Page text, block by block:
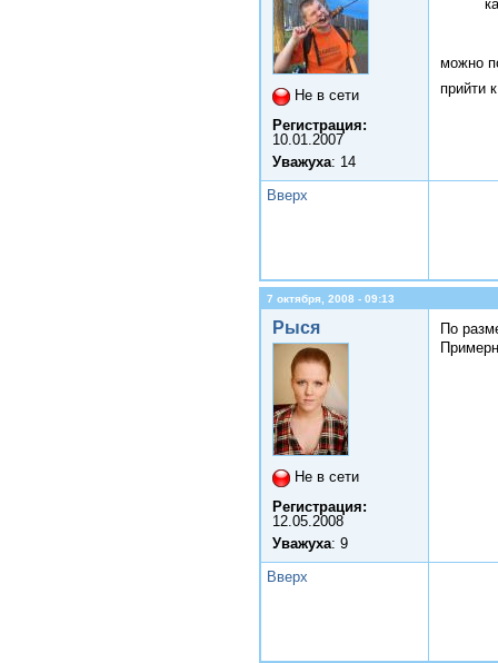
Не в сети
Регистрация:
10.01.2007
Уважуха: 14
можно
прийти
Вверх
7 октября, 2008 - 09:13
Рыся
Не в сети
Регистрация:
12.05.2008
Уважуха: 9
По
Вверх